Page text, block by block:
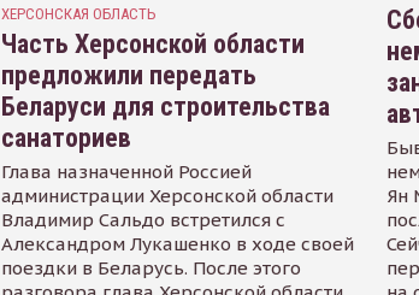
ХЕРСОНСКАЯ ОБЛАСТЬ
Часть Херсонской области
предложили передать
Беларуси для строительства
санаториев
Глава назначенной Россией
администрации Херсонской области
Владимир Сальдо встретился с
Александром Лукашенко в ходе своей
поездки в Беларусь. После этого
Ян